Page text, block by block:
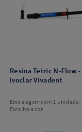
Resina Tetric N-Flow -
Ivoclar Vivadent
Embalagem com 1 unidade.
Escolha a cor.